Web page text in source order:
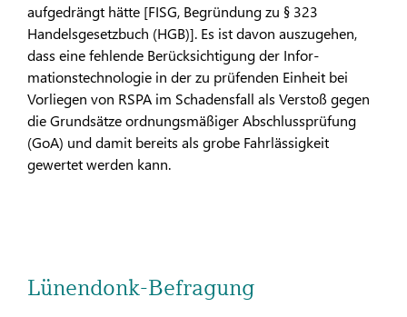
aufgedrängt hätte [FISG, Be­gründung zu § 323
Handelsgesetzbuch (HGB)]. Es ist davon auszugehen,
dass eine fehlende Berücksichtigung der Infor­
mationstechnologie in der zu prüfenden Einheit bei
Vorliegen von RSPA im Schadensfall als Verstoß gegen
die Grundsätze ordnungsmäßiger Abschlussprüfung
(GoA) und damit bereits als grobe Fahrlässigkeit
gewertet werden kann.
Lünendonk-Befragung